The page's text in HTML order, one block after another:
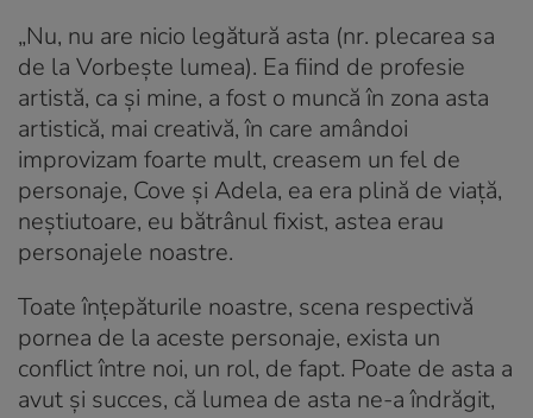
„Nu, nu are nicio legătură asta (nr. plecarea sa
de la Vorbește lumea). Ea fiind de profesie
artistă, ca și mine, a fost o muncă în zona asta
artistică, mai creativă, în care amândoi
improvizam foarte mult, creasem un fel de
personaje, Cove și Adela, ea era plină de viață,
neștiutoare, eu bătrânul fixist, astea erau
personajele noastre.
Toate înțepăturile noastre, scena respectivă
pornea de la aceste personaje, exista un
conflict între noi, un rol, de fapt. Poate de asta a
avut și succes, că lumea de asta ne-a îndrăgit,